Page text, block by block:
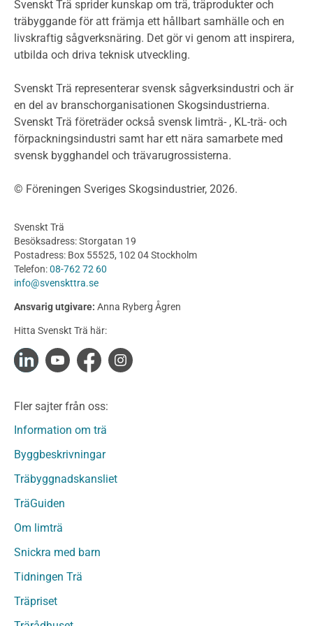
Termer och förkortningar
Planering
Klimatkalkylator hallar
Projektering av trähus - generellt
Byggsystem
Fasadsystem i skivmaterial
Bullerskärmar och andra utomhuskonstruktioner
Byggnation och utförande
Utförande
Produkter
Konstruktionsvirke
Konstruktionsvirke Behandlat
Konstruktionsvirke Fingerskarvat
Konstruktionsvirke Fingerskarvat Obehandlat
Limträ
Fanerträ
Fanerträ Obehandlat
Träpanel och Utvändig beklädnad Behandlat
Träpanel och utvändig beklädnad Obehandlat
Trägolv
Sågat virke
Sågat virke Behandlat
Övriga träprodukter
Svenskt Trä sprider kunskap om trä, träprodukter och
träbyggande för att främja ett hållbart samhälle och en
livskraftig sågverksnäring. Det gör vi genom att inspirera,
utbilda och driva teknisk utveckling.
Svenskt Trä representerar svensk sågverksindustri och är
en del av branschorganisationen Skogsindustrierna.
Svenskt Trä företräder också svensk limträ- , KL-trä- och
förpackningsindustri samt har ett nära samarbete med
svensk bygghandel och trävarugrossisterna.
© Föreningen Sveriges Skogsindustrier, 2026.
Svenskt Trä
Besöksadress: Storgatan 19
Postadress: Box 55525, 102 04 Stockholm
Telefon:08-762 72 60
info@svenskttra.se
Ansvarig utgivare: Anna Ryberg Ågren
Hitta Svenskt Trä här:
Fler sajter från oss:
Information om trä
Byggbeskrivningar
Träbyggnadskansliet
TräGuiden
Om limträ
Snickra med barn
Tidningen Trä
Träpriset